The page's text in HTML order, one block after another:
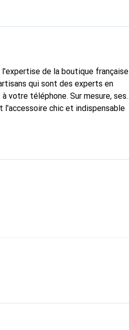
de la boutique française
qui sont des experts en
votre téléphone. Sur mesure, ses
l'accessoire chic et indispensable